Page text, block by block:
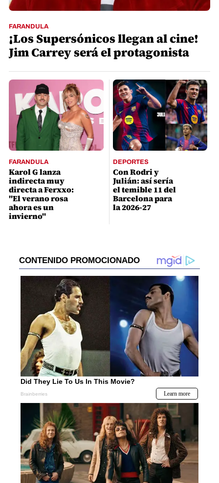
FARANDULA
¡Los Supersónicos llegan al cine!
Jim Carrey será el protagonista
FARANDULA
Karol G lanza
indirecta muy
directa a Ferxxo:
"El verano rosa
ahora es un
invierno"
DEPORTES
Con Rodri y
Julián: así sería
el temible 11 del
Barcelona para
la 2026-27